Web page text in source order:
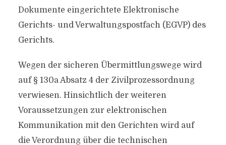
Dokumente eingerichtete Elektronische
Gerichts- und Verwaltungspostfach (EGVP) des
Gerichts.
Wegen der sicheren Übermittlungswege wird
auf § 130a Absatz 4 der Zivilprozessordnung
verwiesen. Hinsichtlich der weiteren
Voraussetzungen zur elektronischen
Kommunikation mit den Gerichten wird auf
die Verordnung über die technischen